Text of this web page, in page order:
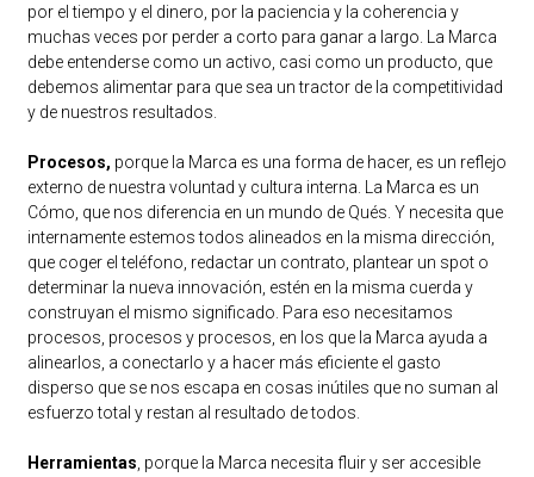
por el tiempo y el dinero, por la paciencia y la coherencia y
muchas veces por perder a corto para ganar a largo. La Marca
debe entenderse como un activo, casi como un producto, que
debemos alimentar para que sea un tractor de la competitividad
y de nuestros resultados.
Procesos, porque la Marca es una forma de hacer, es un reflejo
externo de nuestra voluntad y cultura interna. La Marca es un
Cómo, que nos diferencia en un mundo de Qués. Y necesita que
internamente estemos todos alineados en la misma dirección,
que coger el teléfono, redactar un contrato, plantear un spot o
determinar la nueva innovación, estén en la misma cuerda y
construyan el mismo significado. Para eso necesitamos
procesos, procesos y procesos, en los que la Marca ayuda a
alinearlos, a conectarlo y a hacer más eficiente el gasto
disperso que se nos escapa en cosas inútiles que no suman al
esfuerzo total y restan al resultado de todos.
Herramientas , porque la Marca necesita fluir y ser accesible